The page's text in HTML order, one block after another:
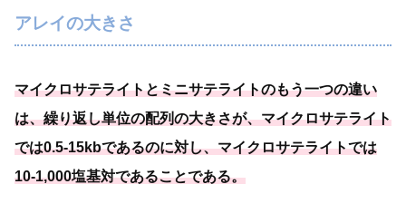
アレイの大きさ
マイクロサテライトとミニサテライトのもう一つの違い
は、繰り返し単位の配列の大きさが、マイクロサテライト
では0.5-15kbであるのに対し、マイクロサテライトでは
10-1,000塩基対であることである。